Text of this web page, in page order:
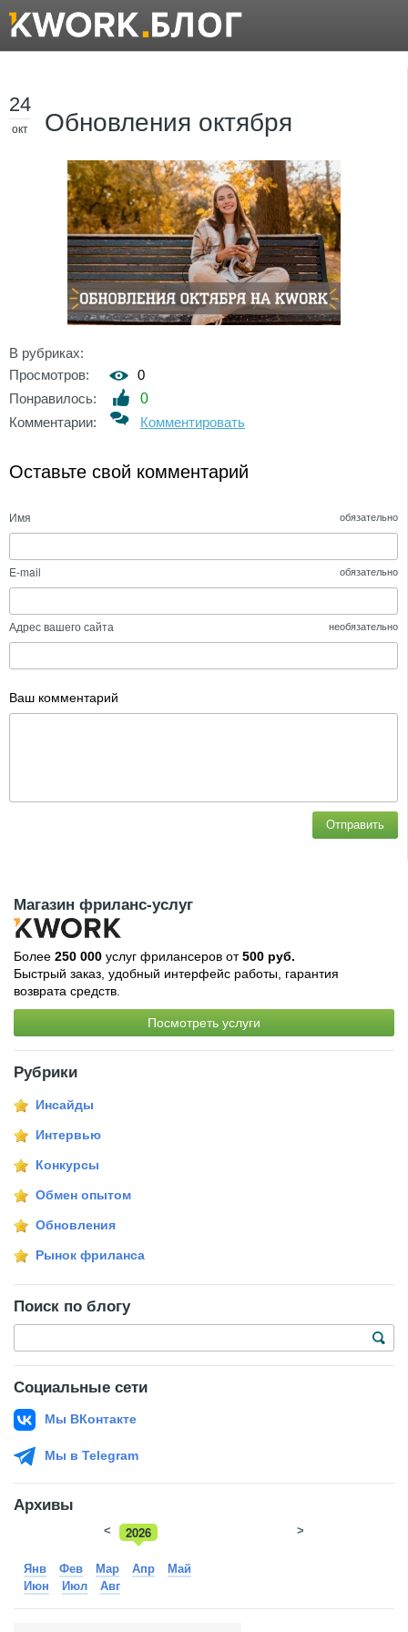
24
окт Обновления октября
В рубриках:
Просмотров:
0
Понравилось:
0
Комментарии:
Комментировать
Оставьте свой комментарий
Имя обязательно
E-mail обязательно
Адрес вашего сайта необязательно
Ваш комментарий
Отправить
Магазин фриланс-услуг
Более 250 000 услуг фрилансеров от500 руб.
Быстрый заказ, удобный интерфейс работы, гарантия
возврата средств.
Посмотреть услуги
Рубрики
Инсайды
Интервью
Конкурсы
Обмен опытом
Обновления
Рынок фриланса
Поиск по блогу
Социальные сети
Мы ВКонтакте
Мы в Telegram
Архивы
2026
2025
< >
Янв Фев Мар Апр
Май
Июн
Июл Авг